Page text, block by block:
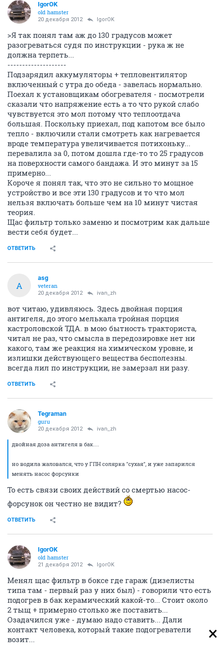
IgorOK
old hamster
20 декабря 2012 IgorOK
>Я так понял там аж до 130 градусов может
разогреваться судя по инструкции - рука ж не
должна терпеть...
--------------------
Подзарядил аккумуляторы + тепловентилятор
включенный с утра до обеда - завелась нормально.
Поехал к установщикам обогревателя - посмотрели
сказали что напряжение есть а то что рукой слабо
чувствуется это мол потому что теплоотдача
большая. Поскольку приехал, под капотом все было
тепло - включили стали смотреть как нагревается
вроде температура увеличивается потихоньку...
перевалила за 0, потом дошла где-то то 25 градусов
на поверхности самого бандажа. И это минут за 15
примерно...
Короче я понял так, что это не сильно то мощное
устройство и все эти 130 градусов и то что мол
нельзя включать больше чем на 10 минут чистая
теория.
Щас фильтр только заменю и посмотрим как дальше
вести себя будет...
ОТВЕТИТЬ
A
asg
veteran
20 декабря 2012 ivаn_zh
вот читаю, удивляюсь. Здесь двойная порция
антигеля, до этого мелькала тройная порция
кастроловской ТДА. в мою бытность тракториста,
читал не раз, что смысла в передозировке нет ни
какого, там же реакция на химическом уровне, и
излишки действующего вещества бесполезны.
всегда лил по инструкции, не замерзал ни разу.
ОТВЕТИТЬ
Tegraman
guru
20 декабря 2012 ivаn_zh
двойная доза антигеля в бак....
но водила жаловался, что у ГПН солярка "сухая", и уже запарился
менять насос форсунки
То есть связи своих действий со смертью насос-
форсунок он честно не видит?
ОТВЕТИТЬ
IgorOK
old hamster
21 декабря 2012 IgorOK
Менял щас фильтр в боксе где гараж (дизелисты
типа там - первый раз у них был) - говорили что есть
подогрев в бак керамический какой-то... Стоит около
2 тыщ + примерно столько же поставить...
Озадачился уже - думаю надо ставить... Дали
контакт человека, который такие подогреватели
возит...